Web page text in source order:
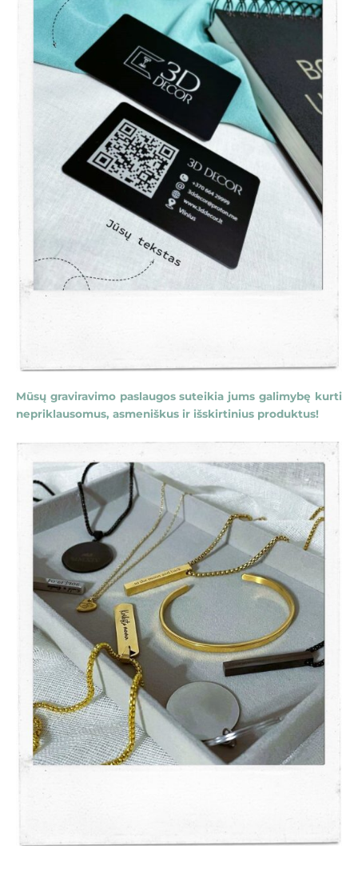
Mūsų graviravimo paslaugos suteikia jums galimybę kurti
nepriklausomus, asmeniškus ir išskirtinius produktus!